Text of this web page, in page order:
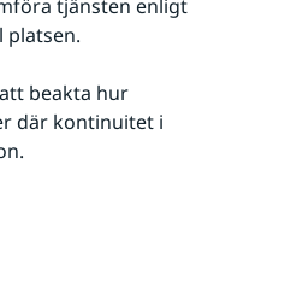
tjänsten enligt
platsen.
beakta hur
där kontinuitet i